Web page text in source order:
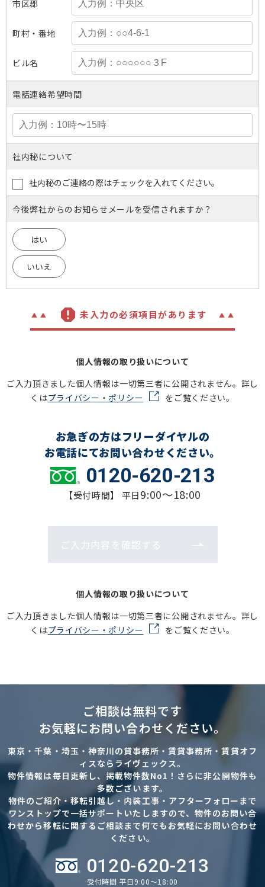
市区郡
町村・番地
ビル名
電話連絡希望時間
社内秘について
社内秘のご連絡の際はチェックを入れてください。
今後弊社からのお知らせメールを受信されますか？
はい
いいえ
未入力の必須項目があります
個人情報の取り扱いについて
ご入力頂きました個人情報は一切第三者に公開されません。詳し
くはプライバシー・ポリシー をご覧ください。
お急ぎの方はフリーダイヤルの
お電話にてお問い合わせください。
0120-620-213
【受付時間】 平日9:00～18:00
ご入力内容を確認する
個人情報の取り扱いについて
ご入力頂きました個人情報は一切第三者に公開されません。詳し
くはプライバシー・ポリシー をご覧ください。
ご相談は無料です
お気軽にお問い合わせください。
東京・千葉・埼玉・神奈川の貸事務所・賃貸事務所・賃貸オフ
ィスならライヴェックス。
物件情報は毎日更新し、掲載物件数No1！さらに非公開物件も
多数ございます。
物件のご紹介・移転引越し・内装工事・アフターフォローまで
ワンストップで一括サポートいたしますので、物件のお問い合
わせから移転に関するご相談まで何でもお気軽にお問い合わせ
ください。
0120-620-213
受付時間 平日9:00～18:00